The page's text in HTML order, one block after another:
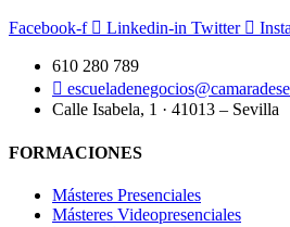
Facebook-f Linkedin-in Twitter
610 280 789
Calle Isabela, 1 · 41013 – Sevilla
FORMACIONES
Másteres Presenciales
Másteres Videopresenciales